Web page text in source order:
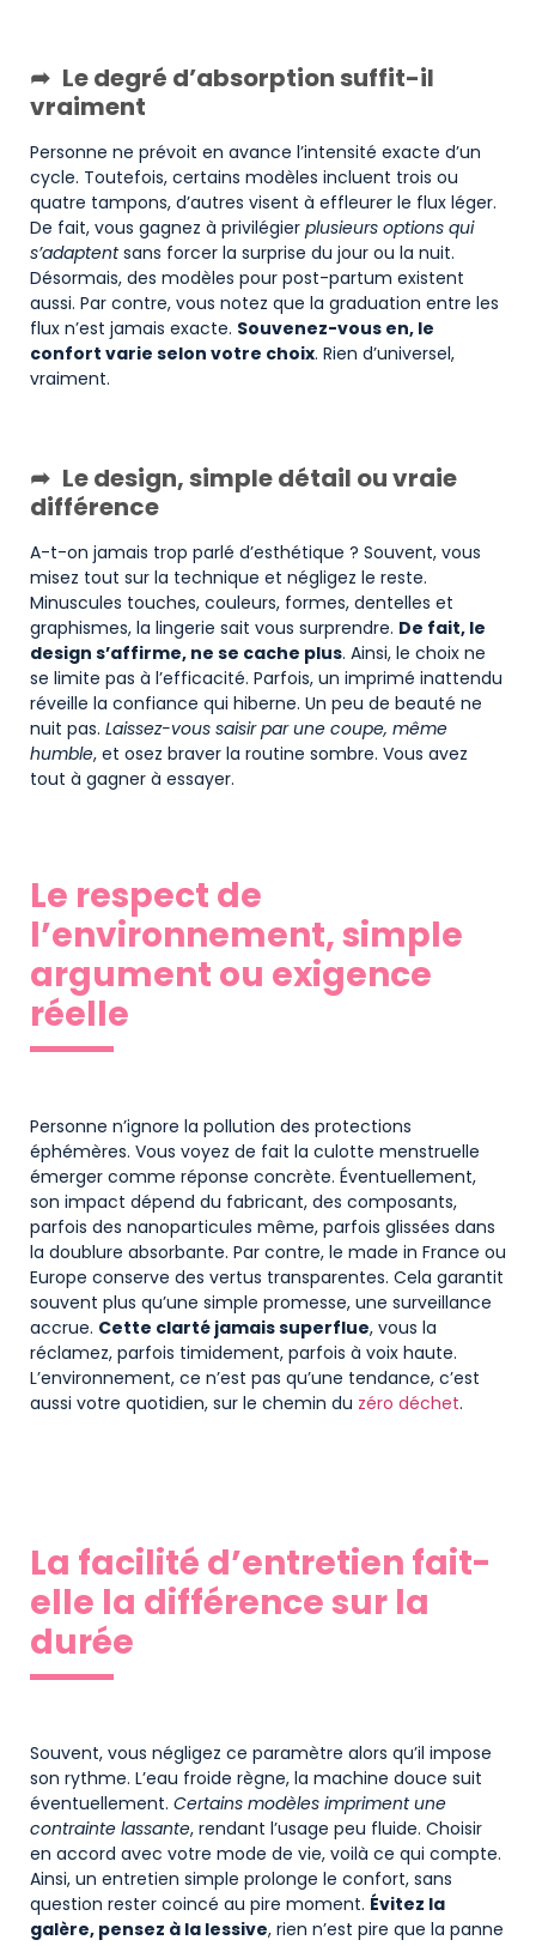
Le degré d’absorption suffit-il
vraiment
Personne ne prévoit en avance l’intensité exacte d’un
cycle. Toutefois, certains modèles incluent trois ou
quatre tampons, d’autres visent à effleurer le flux léger.
De fait, vous gagnez à privilégier plusieurs options qui
s’adaptentsans forcer la surprise du jour ou la nuit.
Désormais, des modèles pour post-partum existent
aussi. Par contre, vous notez que la graduation entre les
flux n’est jamais exacte. Souvenez-vous en, le
confort varie selon votre choix. Rien d’universel,
vraiment.
Le design, simple détail ou vraie
différence
A-t-on jamais trop parlé d’esthétique ? Souvent, vous
misez tout sur la technique et négligez le reste.
Minuscules touches, couleurs, formes, dentelles et
graphismes, la lingerie sait vous surprendre. De fait, le
design s’affirme, ne se cache plus. Ainsi, le choix ne
se limite pas à l’efficacité. Parfois, un imprimé inattendu
réveille la confiance qui hiberne. Un peu de beauté ne
nuit pas. Laissez-vous saisir par une coupe, même
humble, et osez braver la routine sombre. Vous avez
tout à gagner à essayer.
Le respect de
l’environnement, simple
argument ou exigence
réelle
Personne n’ignore la pollution des protections
éphémères. Vous voyez de fait la culotte menstruelle
émerger comme réponse concrète. Éventuellement,
son impact dépend du fabricant, des composants,
parfois des nanoparticules même, parfois glissées dans
la doublure absorbante. Par contre, le made in France ou
Europe conserve des vertus transparentes. Cela garantit
souvent plus qu’une simple promesse, une surveillance
accrue. Cette clarté jamais superflue, vous la
réclamez, parfois timidement, parfois à voix haute.
L’environnement, ce n’est pas qu’une tendance, c’est
aussi votre quotidien, sur le chemin du zéro déchet.
La facilité d’entretien fait-
elle la différence sur la
durée
Souvent, vous négligez ce paramètre alors qu’il impose
son rythme. L’eau froide règne, la machine douce suit
éventuellement. Certains modèles impriment une
contrainte lassante, rendant l’usage peu fluide. Choisir
en accord avec votre mode de vie, voilà ce qui compte.
Ainsi, un entretien simple prolonge le confort, sans
question rester coincé au pire moment. Évitez la
galère, pensez à la lessive, rien n’est pire que la panne